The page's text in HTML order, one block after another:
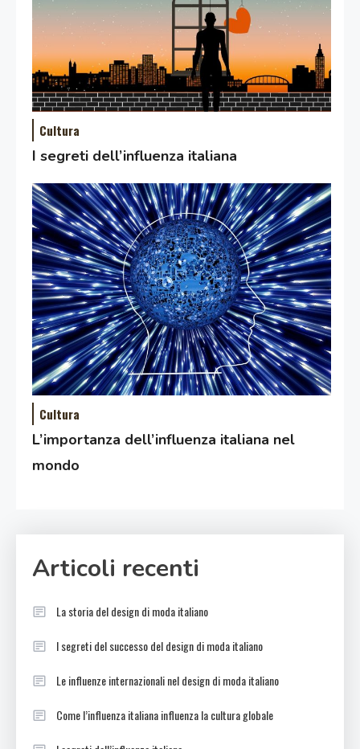
Cultura
I segreti dell’influenza italiana
Cultura
L’importanza dell’influenza italiana nel
mondo
Articoli recenti
La storia del design di moda italiano
I segreti del successo del design di moda italiano
Le influenze internazionali nel design di moda italiano
Come l’influenza italiana influenza la cultura globale